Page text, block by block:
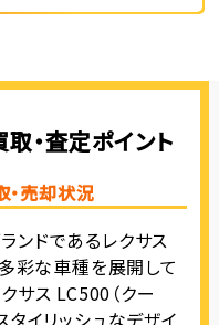
・査定ポイント
・売却状況
ンドであるレクサス
彩な車種を展開して
サス LC500（クー
タイリッシュなデザイ